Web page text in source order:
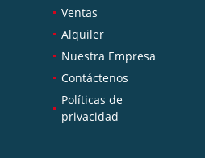
Ventas
Alquiler
Nuestra Empresa
Contáctenos
Políticas de
privacidad